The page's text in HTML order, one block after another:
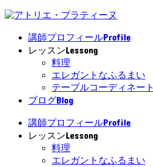
講師プロフィールProfile
レッスンLessong
料理
エレガントなふるまい
テーブルコーディネート
ブログBlog
講師プロフィールProfile
レッスンLessong
料理
エレガントなふるまい